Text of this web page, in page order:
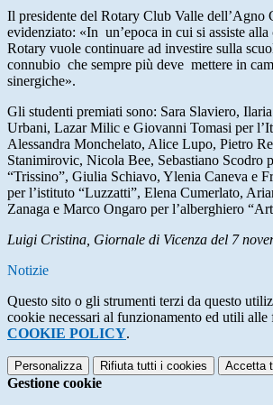
Il presidente del Rotary Club Valle dell’Agno
evidenziato: «In un’epoca in cui si assiste
Rotary vuole continuare ad investire sulla
connubio che sempre più deve mettere in
sinergiche».
Gli studenti premiati sono: Sara Slaviero,
Urbani, Lazar Milic e Giovanni Tomasi per
Alessandra Monchelato, Alice Lupo, Pietro
Stanimirovic, Nicola Bee, Sebastiano Scodro
“Trissino”, Giulia Schiavo, Ylenia Caneva e
per l’istituto “Luzzatti”, Elena Cumerlato,
Zanaga e Marco Ongaro per l’alberghiero
Luigi Cristina, Giornale di Vicenza del 7
Notizie
Questo sito o gli strumenti terzi da questo
cookie necessari al funzionamento ed utili
COOKIE POLICY.
Personalizza Rifiuta tutti i cookies Accetta
Gestione cookie